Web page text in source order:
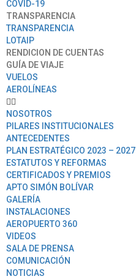
COVID-19
TRANSPARENCIA
TRANSPARENCIA
LOTAIP
RENDICION DE CUENTAS
GUÍA DE VIAJE
VUELOS
AEROLÍNEAS
NOSOTROS
PILARES INSTITUCIONALES
ANTECEDENTES
PLAN ESTRATÉGICO 2023 – 2027
ESTATUTOS Y REFORMAS
CERTIFICADOS Y PREMIOS
APTO SIMÓN BOLÍVAR
GALERÍA
INSTALACIONES
AEROPUERTO 360
VIDEOS
SALA DE PRENSA
COMUNICACIÓN
NOTICIAS